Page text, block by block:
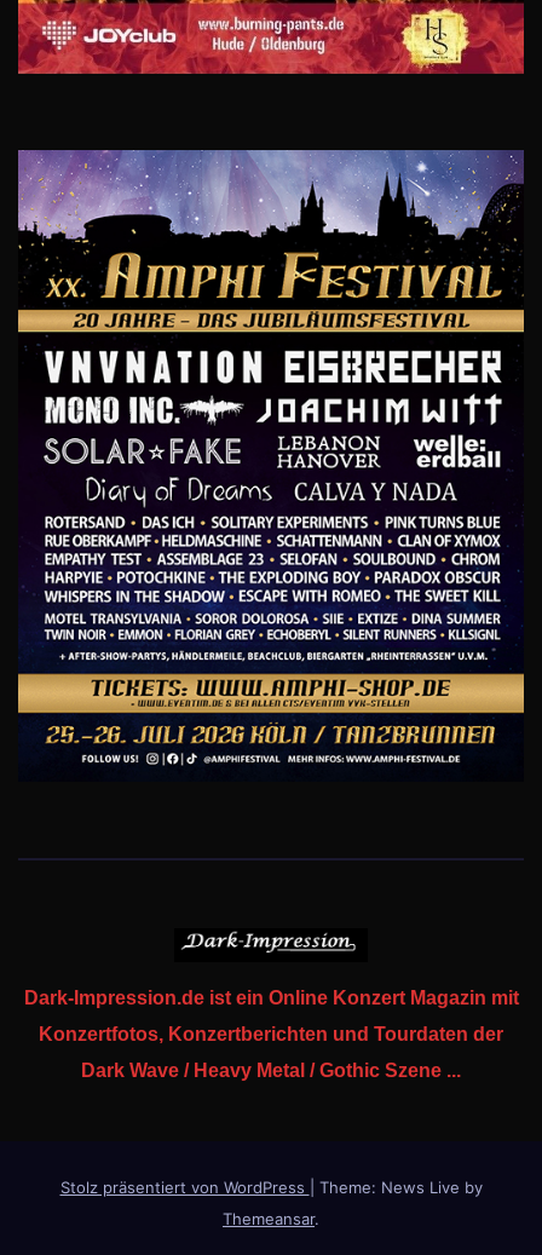
Dark-Impression.de ist ein Online Konzert Magazin mit
Konzertfotos, Konzertberichten und Tourdaten der
Dark Wave / Heavy Metal / Gothic Szene ...
Stolz präsentiert von WordPress
Theme: News Live by
Themeansar.